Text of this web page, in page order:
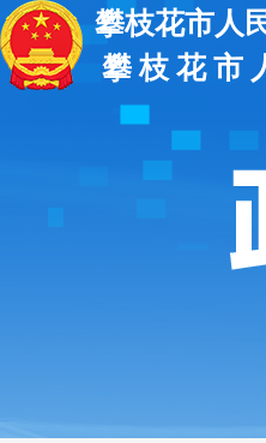
攀枝花市人
攀 枝 花 市